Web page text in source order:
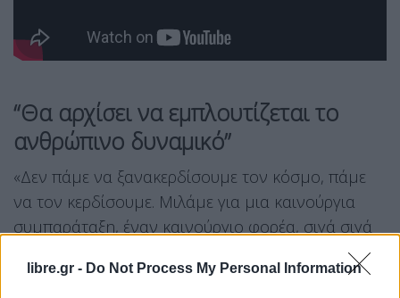
libre.gr - Do Not Process My Personal Information
“Θα αρχίσει να εμπλουτίζεται το
ανθρώπινο δυναμικό”
«Δεν πάμε να ξανακερδίσουμε τον κόσμο, πάμε
να τον κερδίσουμε. Μιλάμε για μια καινούργια
συμπαράταξη, έναν καινούργιο φορέα, σιγά σιγά
εμπλουτίζεται το ανθρώπινο δυναμικό. Είναι ένα